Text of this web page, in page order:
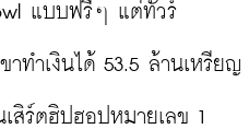
แบบฟรีๆ แต่ทัวร์
าทำเงินได้ 53.5 ล้านเหรียญ
สิร์ตฮิปฮอปหมายเลข 1